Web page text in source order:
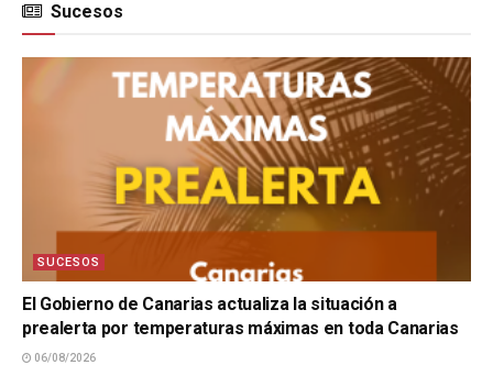
Sucesos
SUCESOS
El Gobierno de Canarias actualiza la situación a
prealerta por temperaturas máximas en toda Canarias
06/08/2026